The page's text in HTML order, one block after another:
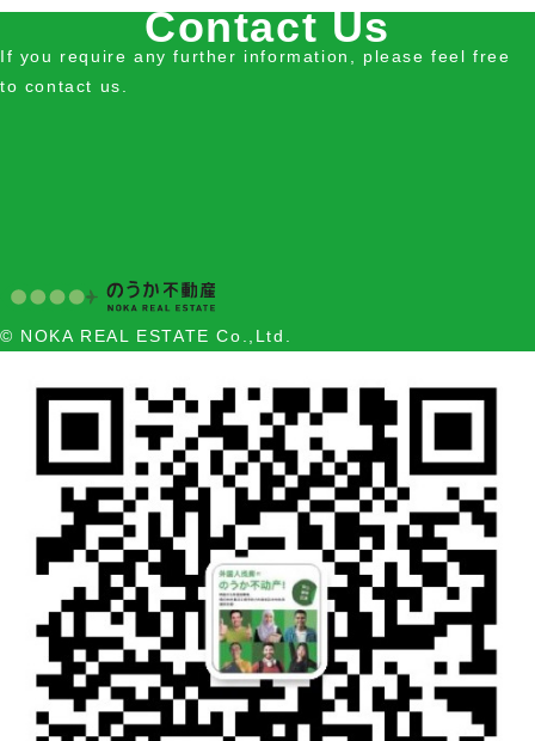
Contact Us
If you require any further information, please feel free
to contact us.
© NOKA REAL ESTATE Co.,Ltd.